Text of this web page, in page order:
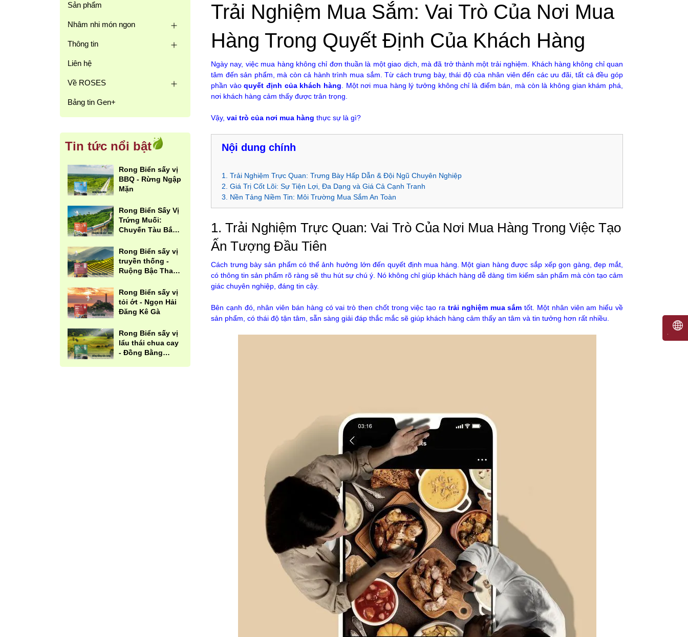
Trải Nghiệm Mua Sắm: Vai Trò Của Nơi Mua
Hàng Trong Quyết Định Của Khách Hàng
Ngày nay, việc mua hàng không chỉ đơn thuần là một giao dịch, mà đã trở thành một trải nghiệm. Khách hàng không chỉ quan
tâm đến sản phẩm, mà còn cả hành trình mua sắm. Từ cách trưng bày, thái độ của nhân viên đến các ưu đãi, tất cả đều góp
phần vàoquyết định của khách hàng . Một nơi mua hàng lý tưởng không chỉ là điểm bán, mà còn là không gian khám phá,
nơi khách hàng cảm thấy được trân trọng.
Vậy, vai trò của nơi mua hàng thực sự là gì?
Nội dung chính
1. Trải Nghiệm Trực Quan: Trưng Bày Hấp Dẫn & Đội Ngũ Chuyên Nghiệp
2. Giá Trị Cốt Lõi: Sự Tiện Lợi, Đa Dạng và Giá Cả Cạnh Tranh
3. Nền Tảng Niềm Tin: Môi Trường Mua Sắm An Toàn
1. Trải Nghiệm Trực Quan: Vai Trò Của Nơi Mua Hàng Trong Việc Tạo
Ấn Tượng Đầu Tiên
Cách trưng bày sản phẩm có thể ảnh hưởng lớn đến quyết định mua hàng. Một gian hàng được sắp xếp gọn gàng, đẹp mắt,
có thông tin sản phẩm rõ ràng sẽ thu hút sự chú ý. Nó không chỉ giúp khách hàng dễ dàng tìm kiếm sản phẩm mà còn tạo cảm
giác chuyên nghiệp, đáng tin cậy.
Bên cạnh đó, nhân viên bán hàng có vai trò then chốt trong việc tạo ra trải nghiệm mua sắm tốt. Một nhân viên am hiểu về
sản phẩm, có thái độ tận tâm, sẵn sàng giải đáp thắc mắc sẽ giúp khách hàng cảm thấy an tâm và tin tưởng hơn rất nhiều.
Sản phẩm
Nhâm nhi món ngon
Thông tin
Liên hệ
Về ROSES
Bảng tin Gen+
Tin tức nổi bật
Rong Biển sấy vị
BBQ - Rừng Ngập
Mặn
Rong Biển Sấy Vị
Trứng Muối:
Chuyến Tàu Bắc -
Rong Biển sấy vị
truyền thống -
Ruộng Bậc Thang
Rong Biển sấy vị
tỏi ớt - Ngọn Hải
Đăng Kê Gà
Rong Biển sấy vị
lẩu thái chua cay
- Đồng Bằng